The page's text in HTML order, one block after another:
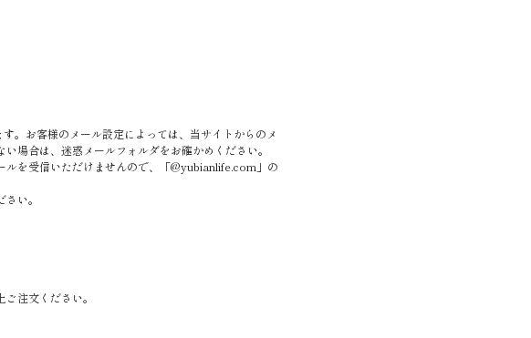
。お客様のメール設定によっては、当サイトからのメ
場合は、迷惑メールフォルダをお確かめください。
を受信いただけませんので、「@yubianlife.com」の
い。
注文ください。